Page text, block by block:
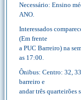
Necessário: Ensino
ANO.
Interessados
(Em frente
a PUC Barreiro) na
as 17:00.
Ônibus: Centro: 32,
barreiro e
andar três quarteirões